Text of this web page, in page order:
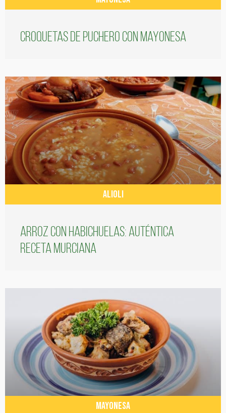
Croquetas de puchero con Mayonesa
ALIOLI
Arroz con habichuelas: auténtica
receta murciana
MAYONESA